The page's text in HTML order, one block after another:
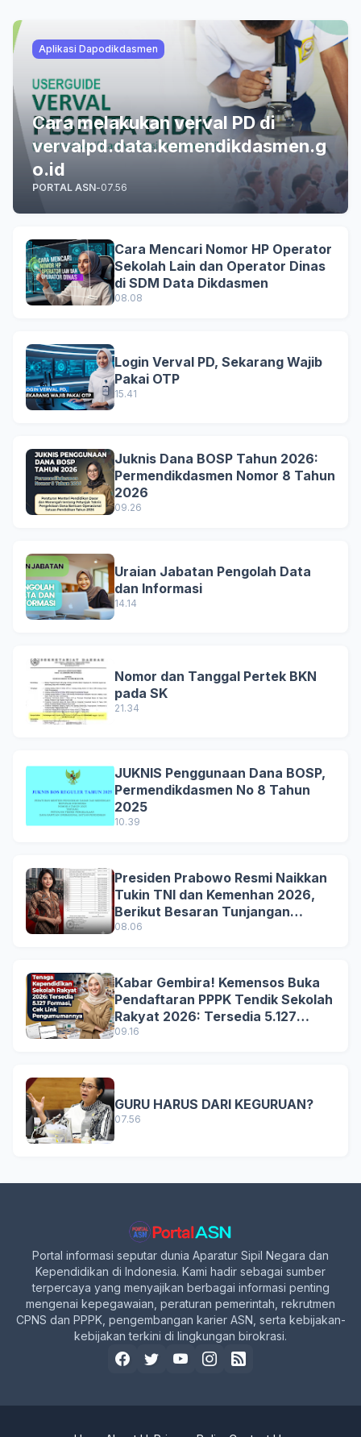
Aplikasi Dapodikdasmen
Cara melakukan verval PD di
vervalpd.data.kemendikdasmen.g
o.id
PORTAL ASN-07.56
Cara Mencari Nomor HP Operator
Sekolah Lain dan Operator Dinas
di SDM Data Dikdasmen
08.08
Login Verval PD, Sekarang Wajib
Pakai OTP
15.41
Juknis Dana BOSP Tahun 2026:
Permendikdasmen Nomor 8 Tahun
2026
09.26
Uraian Jabatan Pengolah Data
dan Informasi
14.14
Nomor dan Tanggal Pertek BKN
pada SK
21.34
JUKNIS Penggunaan Dana BOSP,
Permendikdasmen No 8 Tahun
2025
10.39
Presiden Prabowo Resmi Naikkan
Tukin TNI dan Kemenhan 2026,
Berikut Besaran Tunjangan
Terbaru
08.06
Kabar Gembira! Kemensos Buka
Pendaftaran PPPK Tendik Sekolah
Rakyat 2026: Tersedia 5.127
Formasi, Simak Syarat dan
09.16
GURU HARUS DARI KEGURUAN?
07.56
Portal informasi seputar dunia Aparatur Sipil Negara dan
Kependidikan di Indonesia. Kami hadir sebagai sumber
terpercaya yang menyajikan berbagai informasi penting
mengenai kepegawaian, peraturan pemerintah, rekrutmen
CPNS dan PPPK, pengembangan karier ASN, serta kebijakan-
kebijakan terkini di lingkungan birokrasi.